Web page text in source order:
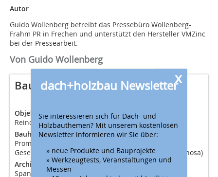
Autor
Guido Wollenberg betreibt das Pressebüro Wollenberg-
Frahm PR in Frechen und unterstützt den Hersteller VMZinc
bei der Pressearbeit.
Von Guido Wollenberg
Bautafel (Auswahl)
Objekt Kultur- und Gemeindezentrum Impluvium,
Reinosa (Spanien), 1300 m² Dachfläche
BauherrGemeinde Reinosa / Empresa Municipal de
Promoción y Desarrollo de Reinosa (Kommunale
Gesellschaft zur Förderung und Entwicklung von Reinosa)
ArchitektenRAW/deAbajoGarcía, Madrid und León,
Spanien,
www.deabajogarcia.com
x
dach+holzbau Newsletter
Sie interessieren sich für Dach- und
Holzbauthemen? Mit unserem kostenlosen
Newsletter informieren wir Sie über:
» neue Produkte und Bauprojekte
» Werkzeugtests, Veranstaltungen und
Messen